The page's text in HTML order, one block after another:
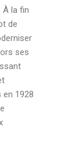
À la fin
de
ses
en 1928